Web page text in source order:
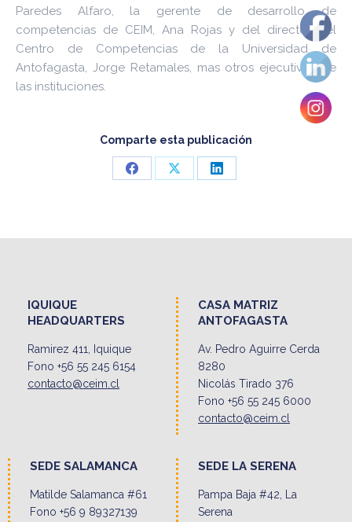
Paredes Alfaro, la gerente de desarrollo de
competencias de CEIM, Ana Rojas y del director del
Centro de Competencias de la Universidad de
Antofagasta, Jorge Retamales, mas otros ejecutivos de
las instituciones.
Comparte esta publicación
Share
Share
Share
IQUIQUE
HEADQUARTERS
Ramirez 411, Iquique
Fono +56 55 245 6154
contacto@ceim.cl
CASA MATRIZ
ANTOFAGASTA
Av. Pedro Aguirre Cerda
8280
Nicolás Tirado 376
Fono +56 55 245 6000
contacto@ceim.cl
SEDE SALAMANCA
Matilde Salamanca #61
Fono +56 9 89327139
SEDE LA SERENA
Pampa Baja #42, La
Serena